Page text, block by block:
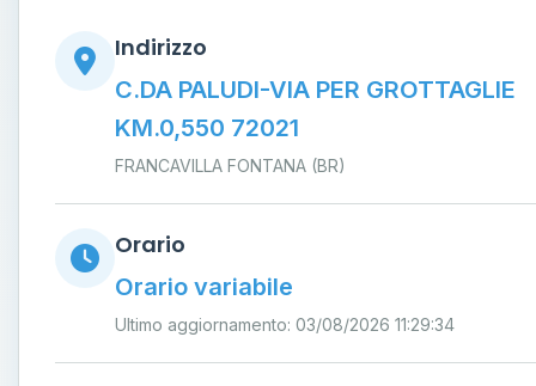
Indirizzo
C.DA PALUDI-VIA PER GROTTAGLIE
KM.0,550 72021
FRANCAVILLA FONTANA (BR)
Orario
Orario variabile
Ultimo aggiornamento: 03/08/2026 11:29:34